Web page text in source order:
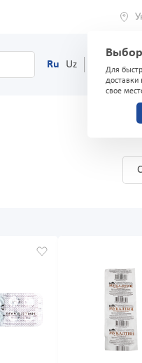
Для
доставки
свое
Ru Uz (71) 200-